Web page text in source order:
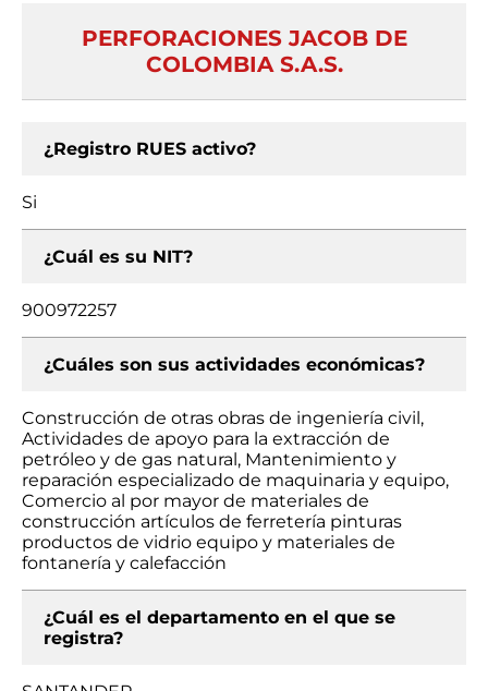
PERFORACIONES JACOB DE
COLOMBIA S.A.S.
¿Registro RUES activo?
Si
¿Cuál es su NIT?
900972257
¿Cuáles son sus actividades económicas?
Construcción de otras obras de ingeniería civil,
Actividades de apoyo para la extracción de
petróleo y de gas natural, Mantenimiento y
reparación especializado de maquinaria y equipo,
Comercio al por mayor de materiales de
construcción artículos de ferretería pinturas
productos de vidrio equipo y materiales de
fontanería y calefacción
¿Cuál es el departamento en el que se
registra?